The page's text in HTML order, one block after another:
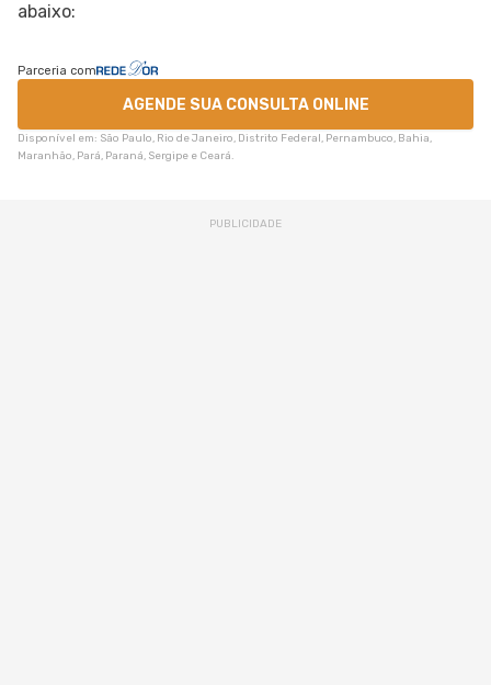
abaixo:
Parceria com
AGENDE SUA CONSULTA ONLINE
Disponível em: São Paulo, Rio de Janeiro, Distrito Federal, Pernambuco, Bahia,
Maranhão, Pará, Paraná, Sergipe e Ceará.